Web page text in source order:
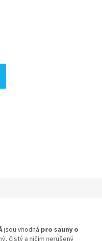
jsou vhodná pro sauny o